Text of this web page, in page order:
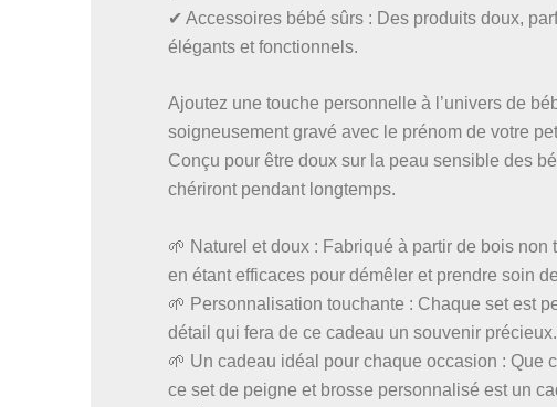
✔ Accessoires bébé sûrs : Des produits doux,
élégants et fonctionnels.
Ajoutez une touche personnelle à l’univers de
soigneusement gravé avec le prénom de votre
Conçu pour être doux sur la peau sensible des
chériront pendant longtemps.
🌱 Naturel et doux : Fabriqué à partir de bois
en étant efficaces pour démêler et prendre soin
🌱 Personnalisation touchante : Chaque set est
détail qui fera de ce cadeau un souvenir précieux.
🌱 Un cadeau idéal pour chaque occasion : Que
ce set de peigne et brosse personnalisé est un